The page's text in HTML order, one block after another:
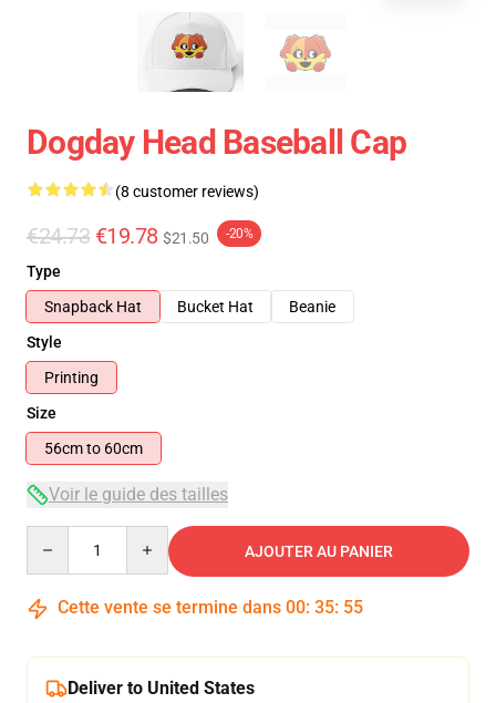
Dogday Head Baseball Cap
(8 customer reviews)
€24.73 €19.78 $21.50 -20%
Type
Snapback Hat
Bucket Hat
Beanie
Style
Printing
Size
56cm to 60cm
Voir le guide des tailles
AJOUTER AU PANIER
Cette vente se termine dans 00: 35: 54
Deliver to United States